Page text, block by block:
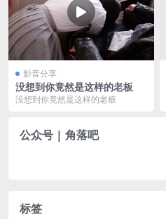
影音分享
没想到你竟然是这样的老板
没想到你竟然是这样的老板
公众号 | 角落吧
标签